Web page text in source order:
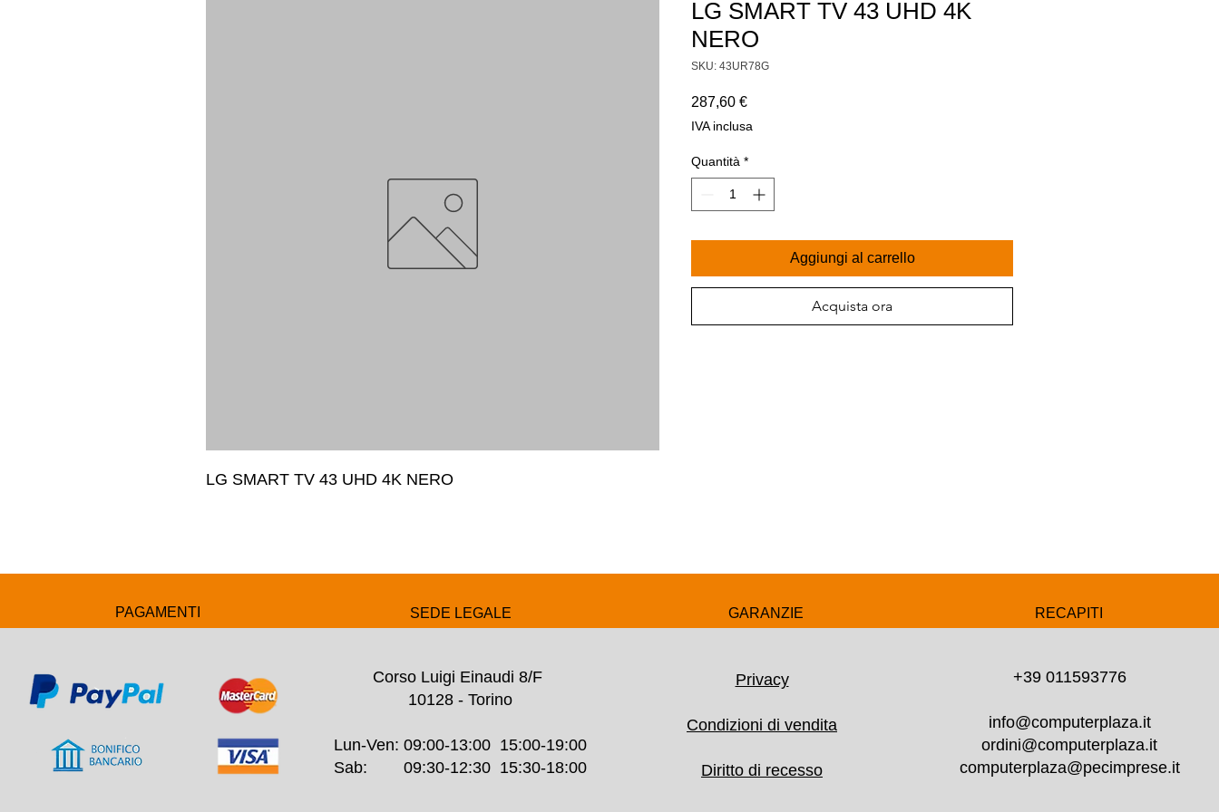
LG SMART TV 43 UHD 4K NERO
LG SMART TV 43 UHD 4K
NERO
SKU: 43UR78G
287,60 €Prezzo
IVA inclusa
Quantità *
Aggiungi al carrello
Acquista ora
PAGAMENTI SEDE LEGALE GARANZIE RECAPITI
Corso Luigi Einaudi 8/F
10128 - Torino
Lun-Ven: 09:00-13:00 15:00-19:00
Sab: 09:30-12:30 15:30-18:00
Privacy
Condizioni di vendita
Diritto di recesso
+39 011593776
info@computerplaza.it
ordini@computerplaza.it
computerplaza@pecimprese.it